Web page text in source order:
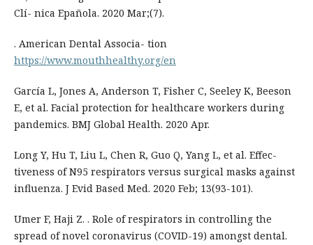
Clí- nica Epañola. 2020 Mar;(7).
. American Dental Associa- tion
https://www.mouthhealthy.org/en
García L, Jones A, Anderson T, Fisher C, Seeley K, Beeson
E, et al. Facial protection for healthcare workers during
pandemics. BMJ Global Health. 2020 Apr.
Long Y, Hu T, Liu L, Chen R, Guo Q, Yang L, et al. Effec-
tiveness of N95 respirators versus surgical masks against
influenza. J Evid Based Med. 2020 Feb; 13(93-101).
Umer F, Haji Z. . Role of respirators in controlling the
spread of novel coronavirus (COVID-19) amongst dental.